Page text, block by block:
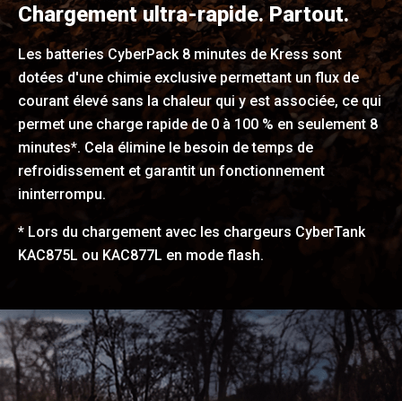
Chargement ultra-rapide. Partout.
Les batteries CyberPack 8 minutes de Kress sont
dotées d'une chimie exclusive permettant un flux de
courant élevé sans la chaleur qui y est associée, ce qui
permet une charge rapide de 0 à 100 % en seulement 8
minutes*. Cela élimine le besoin de temps de
refroidissement et garantit un fonctionnement
ininterrompu.
* Lors du chargement avec les chargeurs CyberTank
KAC875L ou KAC877L en mode flash.